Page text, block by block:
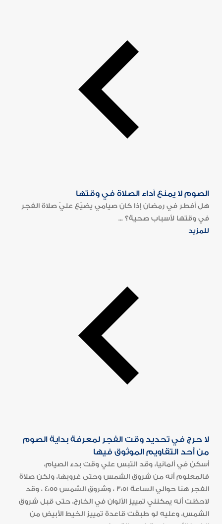
الصوم لا يمنع أداء الصلاة في وقتها
هل أفطر في رمضان إذا كان صيامي يضيّع عليّ صلاة الفجر
في وقتها لأسباب صحية؟ ...
للمزيد
لا حرج في تحديد وقت الفجر لمعرفة بداية الصوم
من أحد التقاويم الموثوق فيها
أسكن في ألمانيا، وقد التبس علي وقت بدء الصيام،
فالمعلوم أنه من شروق الشمس وحتى غروبها، ولكن صلاة
الفجر هنا حوالي الساعة 3:51 ، وشروق الشمس 4:55 ، وقد
لاحظت أنه يمكنني تمييز الألوان في الخارج، حتى قبل شروق
الشمس، وعليه لو طبقت قاعدة تمييز الخيط الأبيض من